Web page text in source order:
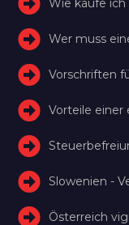
Wer muss
Vorschriften
Vorteile
Slowenien -
Österreich